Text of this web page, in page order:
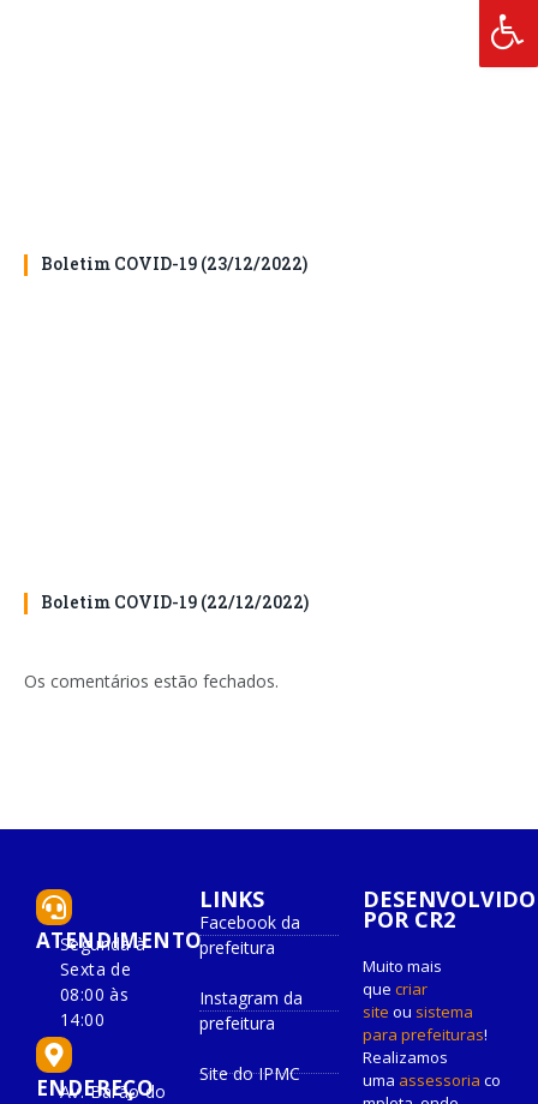
Boletim COVID-19 (23/12/2022)
Boletim COVID-19 (22/12/2022)
Os comentários estão fechados.
ATENDIMENTO
Segunda à
Sexta de
08:00 às
14:00
ENDEREÇO
Av. Barão do
LINKS
Facebook da
prefeitura
Instagram da
prefeitura
Site do IPMC
DESENVOLVIDO
POR CR2
Muito mais
que criar
site ou sistema
para prefeituras!
Realizamos
uma assessoria co